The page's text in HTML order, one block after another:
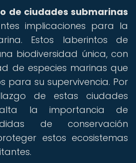
de ciudades submarinas
implicaciones para la
Estos laberintos de
biodiversidad única, con
de especies marinas que
para su supervivencia. Por
de estas ciudades
la importancia de
de conservación
estos ecosistemas